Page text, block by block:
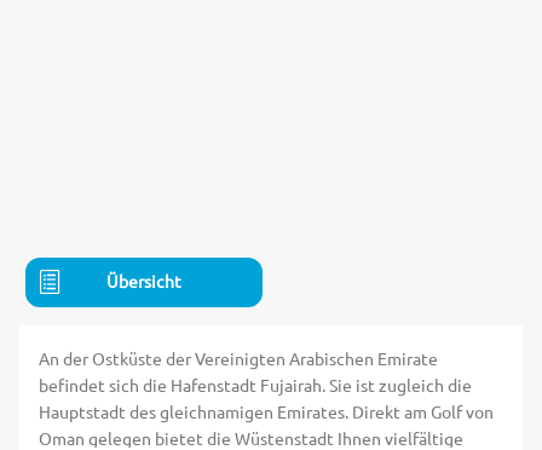
Übersicht
An der Ostküste der Vereinigten Arabischen Emirate
befindet sich die Hafenstadt Fujairah. Sie ist zugleich die
Hauptstadt des gleichnamigen Emirates. Direkt am Golf von
Oman gelegen bietet die Wüstenstadt Ihnen vielfältige